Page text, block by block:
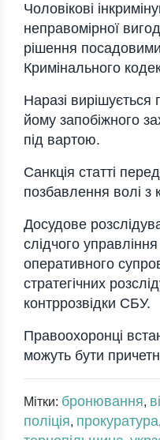
Чоловікові
неправомірної
рішення
Кримінального
Наразі
йому запобіжного
під вартою.
Санкція статті
позбавлення волі з
Досудове
слідчого
оперативного
стратегічних
контррозвідки СБУ.
Правоохоронці
можуть бути
Мітки: бронювання,
поліція, прокуратура,